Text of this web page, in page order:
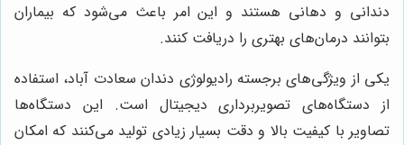
دندانی و دهانی هستند و این امر باعث می‌شود که بیماران
بتوانند درمان‌های بهتری را دریافت کنند.
یکی از ویژگی‌های برجسته رادیولوژی دندان سعادت آباد، استفاده
از دستگاه‌های تصویربرداری دیجیتال است. این دستگاه‌ها
تصاویر با کیفیت بالا و دقت بسیار زیادی تولید می‌کنند که امکان